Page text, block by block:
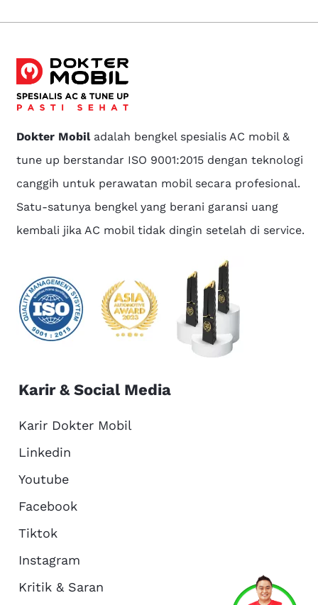
Dokter Mobiladalah bengkel spesialis AC mobil &
tune up berstandar ISO 9001:2015 dengan teknologi
canggih untuk perawatan mobil secara profesional.
Satu-satunya bengkel yang berani garansi uang
kembali jika AC mobil tidak dingin setelah di service.
Karir & Social Media
Karir Dokter Mobil
Linkedin
Youtube
Facebook
Tiktok
Instagram
Kritik & Saran